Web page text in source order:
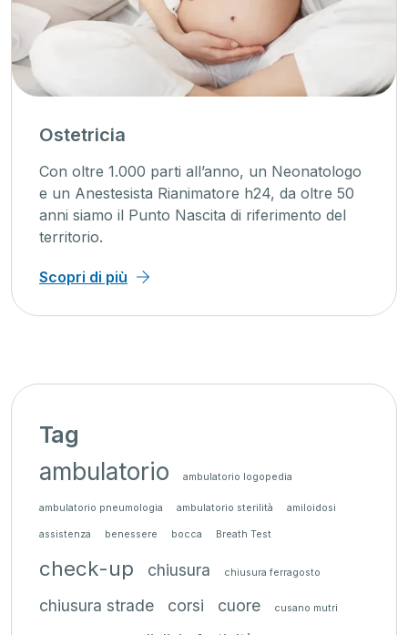
Ostetricia
Con oltre 1.000 parti all’anno, un Neonatologo
e un Anestesista Rianimatore h24, da oltre 50
anni siamo il Punto Nascita di riferimento del
territorio.
Scopri di più
Tag
ambulatorio ambulatorio logopedia
ambulatorio pneumologia ambulatorio sterilità amiloidosi
assistenza benessere bocca Breath Test
check-up chiusura chiusura ferragosto
chiusura strade corsi cuore cusano mutri